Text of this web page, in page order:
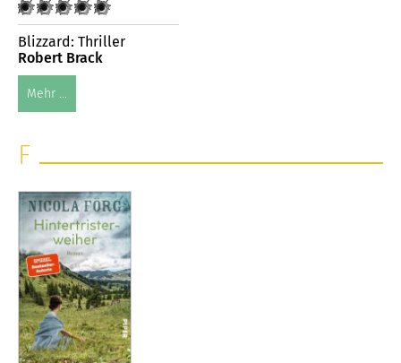
Blizzard: Thriller
Robert Brack
Mehr ...
F